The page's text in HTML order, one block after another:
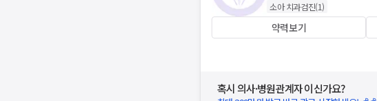
소아 치과검진(1)
약력보기
혹시 의사·병원관계자 이신가요?